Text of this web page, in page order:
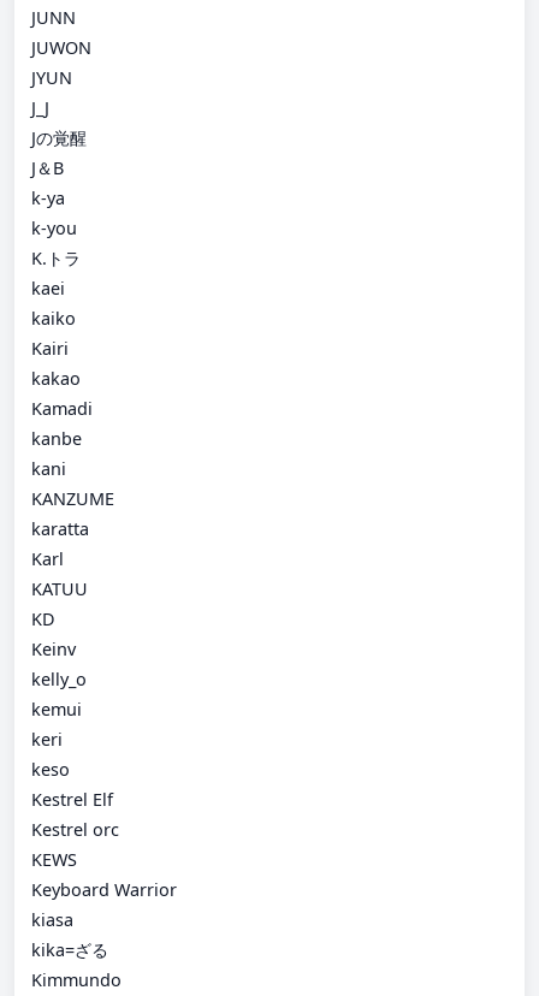
JUNN
JUWON
JYUN
J_J
Jの覚醒
J＆B
k-ya
k-you
K.トラ
kaei
kaiko
Kairi
kakao
Kamadi
kanbe
kani
KANZUME
karatta
Karl
KATUU
KD
Keinv
kelly_o
kemui
keri
keso
Kestrel Elf
Kestrel orc
KEWS
Keyboard Warrior
kiasa
kika=ざる
Kimmundo